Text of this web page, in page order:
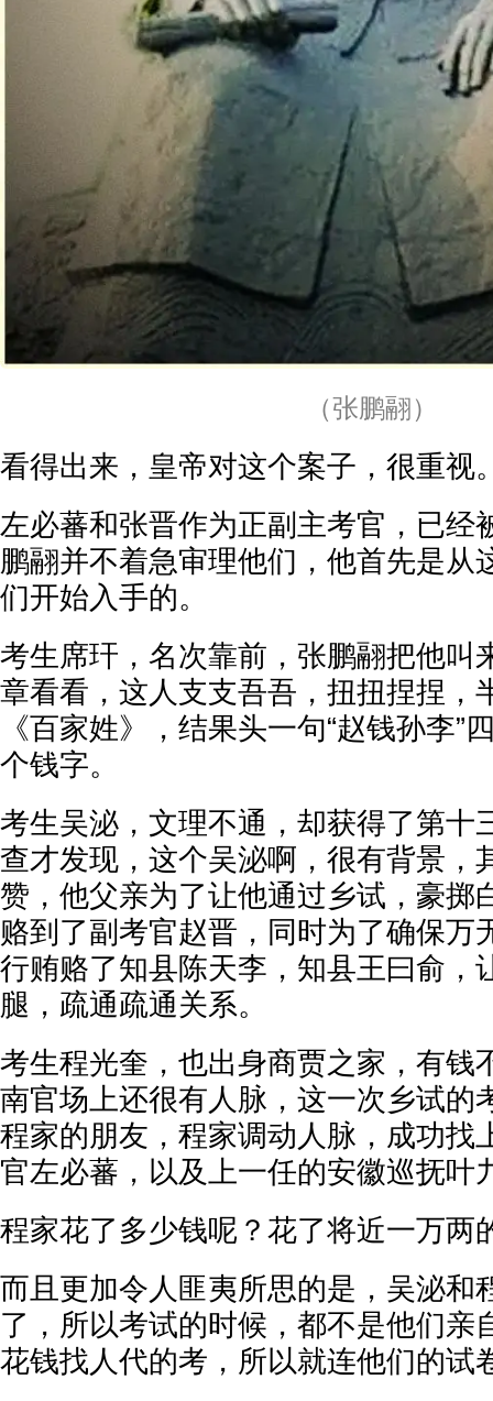
（张鹏翮）
看得出来，皇帝对这个案子，很重视
左必蕃和张晋作为正副主考官，已经
鹏翮并不着急审理他们，他首先是从
们开始入手的。
考生席玕，名次靠前，张鹏翮把他叫
章看看，这人支支吾吾，扭扭捏捏，
《百家姓》，结果头一句“赵钱孙李”
个钱字。
考生吴泌，文理不通，却获得了第十
查才发现，这个吴泌啊，很有背景，
赞，他父亲为了让他通过乡试，豪掷
赂到了副考官赵晋，同时为了确保万
行贿赂了知县陈天李，知县王曰俞，
腿，疏通疏通关系。
考生程光奎，也出身商贾之家，有钱
南官场上还很有人脉，这一次乡试的
程家的朋友，程家调动人脉，成功找
官左必蕃，以及上一任的安徽巡抚叶
程家花了多少钱呢？花了将近一万两
而且更加令人匪夷所思的是，吴泌和
了，所以考试的时候，都不是他们亲
花钱找人代的考，所以就连他们的试